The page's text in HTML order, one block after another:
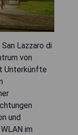
Lazzaro di
von
Unterkünfte
und
im